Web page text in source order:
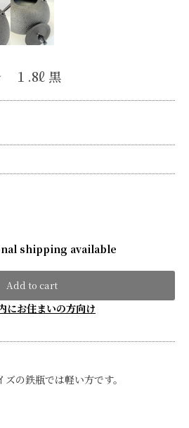
１.8ℓ 黒
shipping available
Add to cart
にお住まいの方向け
の鉄瓶では軽い方です。